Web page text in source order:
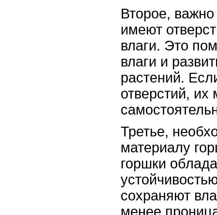
Второе,
имеют
влаги. Это
влаги и
растений.
отверстий, их
Третье,
материалу
горшки
сохраняют
менее